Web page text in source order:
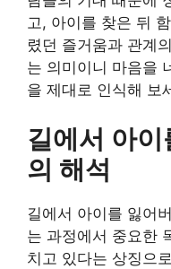
고, 아이를 찾은 뒤
렸던 즐거움과 관계
는 의미이니 마음을
을 제대로 인식해 보
길에서 아
의 해석
길에서 아이를 잃어
는 과정에서 중요한
치고 있다는 상징으